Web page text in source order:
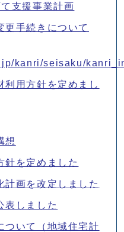
支援事業計画
更手続きについて
kanri/seisaku/
利用方針を定めまし
想
針を定めました
計画を改定しました
表しました
ついて（地域住宅計